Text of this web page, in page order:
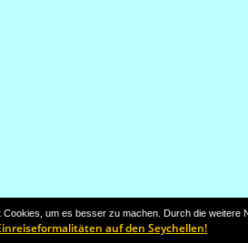
um es besser zu machen. Durch die
auf den Seychellen!